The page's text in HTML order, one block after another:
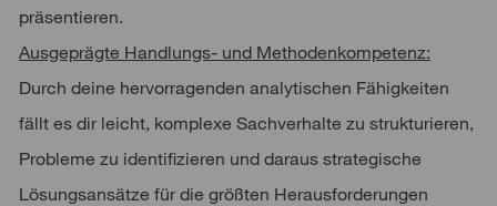
präsentieren.
Ausgeprägte Handlungs- und Methodenkompetenz:
Durch deine hervorragenden analytischen Fähigkeiten
fällt es dir leicht, komplexe Sachverhalte zu strukturieren,
Probleme zu identifizieren und daraus strategische
Lösungsansätze für die größten Herausforderungen